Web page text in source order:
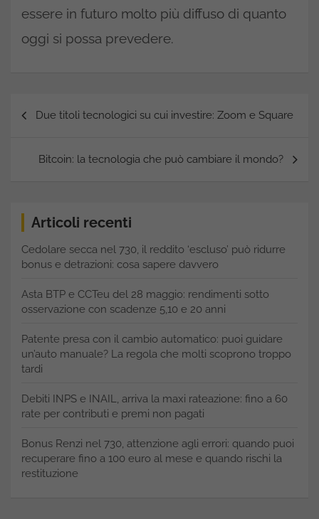
essere in futuro molto più diffuso di quanto
oggi si possa prevedere.
Navigazione
Due titoli tecnologici su cui investire: Zoom e Square
Bitcoin: la tecnologia che può cambiare il mondo?
Articoli recenti
Cedolare secca nel 730, il reddito ‘escluso’ può ridurre
bonus e detrazioni: cosa sapere davvero
Asta BTP e CCTeu del 28 maggio: rendimenti sotto
osservazione con scadenze 5,10 e 20 anni
Patente presa con il cambio automatico: puoi guidare
un’auto manuale? La regola che molti scoprono troppo
tardi
Debiti INPS e INAIL, arriva la maxi rateazione: fino a 60
rate per contributi e premi non pagati
Bonus Renzi nel 730, attenzione agli errori: quando puoi
recuperare fino a 100 euro al mese e quando rischi la
restituzione